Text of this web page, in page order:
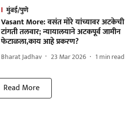
मुंबई/पुणे
Vasant More: वसंत मोरे यांच्यावर अटकेची
टांगती तलवार; न्यायालयाने अटकपूर्व जामीन
फेटाळला,काय आहे प्रकरण?
Bharat Jadhav 23 Mar 2026 1 min read
Read More